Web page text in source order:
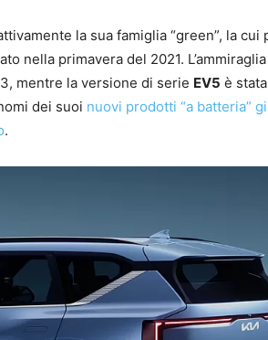
la sua famiglia “green”, la cui
nella primavera del 2021.
mentre la versione di serie EV5 è
dei suoi nuovi prodotti “a batteria”
.